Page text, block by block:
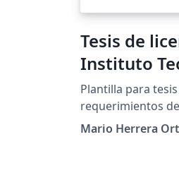
Tesis de
Instituto
Morelia
Plantilla para
requerimientos
estudios
Tecnológico de
Mario Herrera